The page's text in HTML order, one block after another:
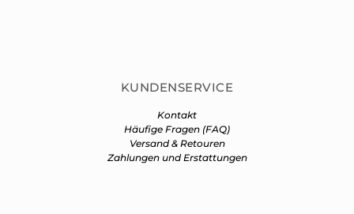
KUNDENSERVICE
Kontakt
Häufige Fragen (FAQ)
Versand & Retouren
Zahlungen und Erstattungen